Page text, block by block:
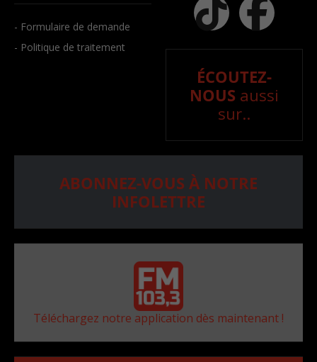
- Formulaire de demande
- Politique de traitement
ÉCOUTEZ-
NOUS aussi
sur..
ABONNEZ-VOUS À NOTRE
INFOLETTRE
Téléchargez notre application dès maintenant !